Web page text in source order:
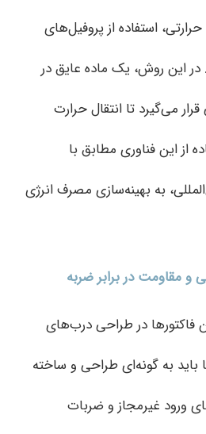
استفاده از پروفیل‌های
این روش، یک ماده عایق در
می‌گیرد تا انتقال حرارت
از این فناوری مطابق با
به بهینه‌سازی مصرف انرژی
و مقاومت در برابر ضربه
فاکتورها در طراحی درب‌های
به گونه‌ای طراحی و ساخته
ورود غیرمجاز و ضربات